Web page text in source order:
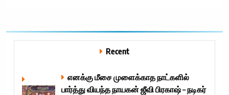
Recent
எனக்கு மீசை முளைக்காத நாட்களில்
பார்த்து வியந்த நாயகன் ஜீவி பிரகாஷ் – நடிகர்